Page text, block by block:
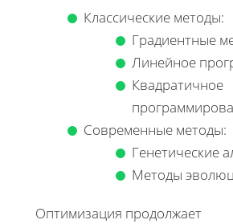
Классические методы:
Градиентные
Линейное
Квадратичное
Современные методы:
Генетические
Методы
Оптимизация продолжает